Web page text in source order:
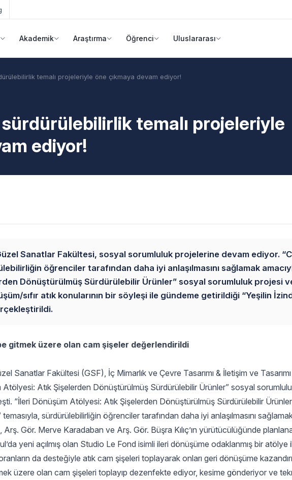
Akademik Araştırma Öğrenci Uluslararası
temalı projeleriyle öne çıkmaya devam ediyor!
sürdürülebilirlik temalı projeleriyle
ediyor!
Sanatlar Fakültesi, sosyal sorumluluk projelerine devam ediyor.
öğrenciler tarafından daha iyi anlaşılmasını sağlamak
Dönüştürülmüş Sürdürülebilir Ürünler” sosyal sorumluluk projesi
sıfır atık konularının bir söyleşi ile gündeme getirildiği “Yeşilin
gitmek üzere olan cam şişeler değerlendirildi
Sanatlar Fakültesi (GSF), İç Mimarlık ve Çevre Tasarımı & İletişim ve
Atık Şişelerden Dönüştürülmüş Sürdürülebilir Ürünler” sosyal
“İleri Dönüşüm Atölyesi: Atık Şişelerden Dönüştürülmüş Sürdürülebilir
sürdürülebilirliğin öğrenciler tarafından daha iyi anlaşılmasını
Gör. Merve Karadaban ve Arş. Gör. Büşra Kılıç’ın yürütücülüğünde
yeni açılmış olan Studio Le Fond isimli ileri dönüşüme odaklanmış bir atölye
da desteğiyle atık cam şişeleri toplayarak onları geri dönüşüme
üzere olan cam şişeleri toplayıp dezenfekte ediyor, kesime gönderiyor ve